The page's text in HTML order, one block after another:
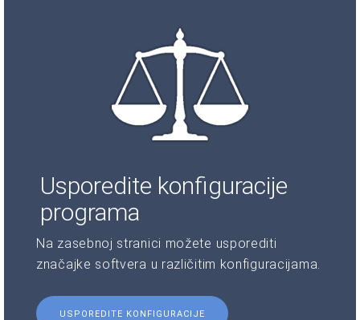
Usporedite konfiguracije
programa
Na zasebnoj stranici možete usporediti
značajke softvera u različitim konfiguracijama.
USPOREDITE KONFIGURACIJE